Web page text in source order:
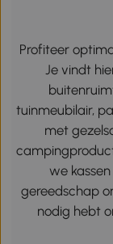
Profiteer
Je vindt
tuinmeubilair,
met
we
gereedschap
nodig hebt